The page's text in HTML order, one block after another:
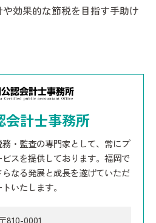
効果的な節税を目指す手助け
会計士事務所
・監査の専門家として、常にプ
スを提供しております。福岡で
なる発展と成長を遂げていただ
いたします。
〒810-0001